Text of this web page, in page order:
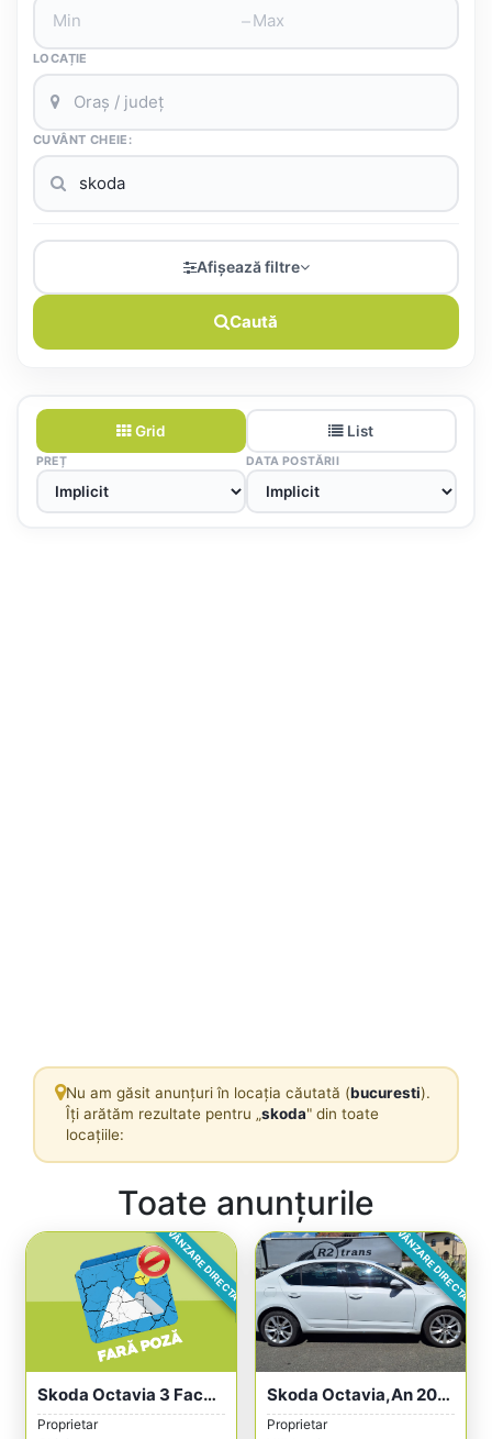
–
LOCAȚIE
CUVÂNT CHEIE:
Afișează filtre
Caută
Grid List
PREȚ DATA POSTĂRII
Nu am găsit anunțuri în locația căutată (bucuresti).
Îți arătăm rezultate pentru „skoda" din toate
locațiile:
Toate anunțurile
VÂNZARE DIRECTA
Skoda Octavia 3 Facelift 2020 - 1.5 TSI...
Proprietar
VÂNZARE DIRECTA
Skoda Octavia,an 2018,benzina ,9000 Euro
Proprietar